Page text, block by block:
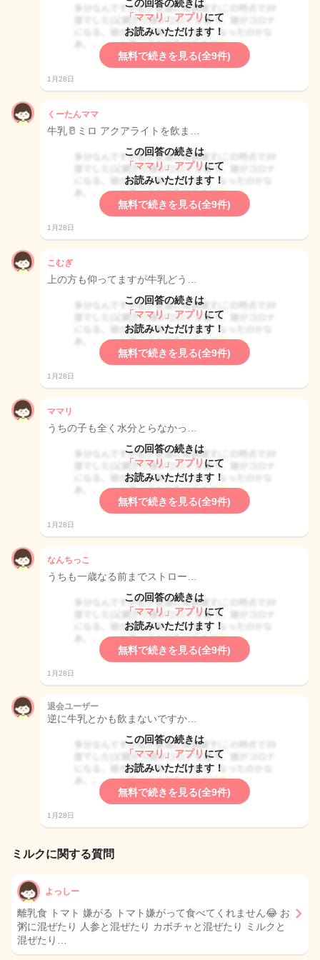
この回答の続きは
「ママリ」アプリ にて
お読みいただけます！
無料で続きを見る(全9件)
1月28日
くーたんママ
牛乳🥛ミロ アクアライトを飲ま…
この回答の続きは
「ママリ」アプリ にて
お読みいただけます！
無料で続きを見る(全9件)
1月28日
こむぎ
上の方も仰ってますが牛乳どう…
この回答の続きは
「ママリ」アプリ にて
お読みいただけます！
無料で続きを見る(全9件)
1月28日
ママリ
うちの子も全く水分とらなかっ…
この回答の続きは
「ママリ」アプリ にて
お読みいただけます！
無料で続きを見る(全9件)
1月28日
なんちっこ
うちも一歳なる前までストロー…
この回答の続きは
「ママリ」アプリ にて
お読みいただけます！
無料で続きを見る(全9件)
1月28日
退会ユーザー
逆に牛乳とかも飲まないですか…
この回答の続きは
「ママリ」アプリ にて
お読みいただけます！
無料で続きを見る(全9件)
1月28日
ミルクに関する質問
よっしー
離乳食 トマト 嫌がる トマト嫌がって食べてくれません😂 お
粥に混ぜたり 人参と混ぜたり カボチャと混ぜたり ミルクと
混ぜたり…